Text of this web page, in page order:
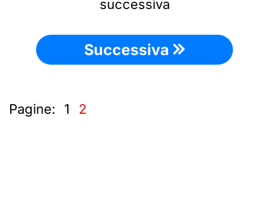
successiva
Successiva
Pagine: 1 2